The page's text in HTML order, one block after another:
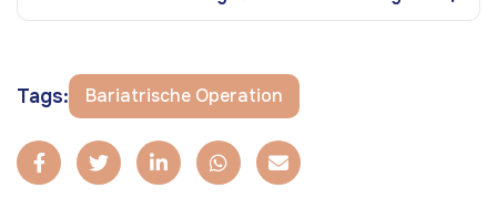
Tags: Bariatrische Operation